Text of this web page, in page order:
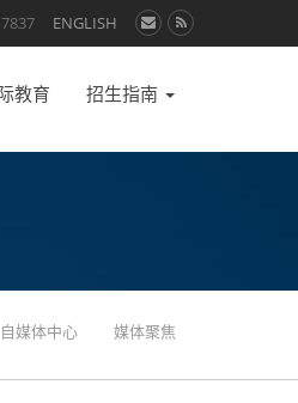
ENGLISH
教育 招生指南
自媒体中心 媒体聚焦